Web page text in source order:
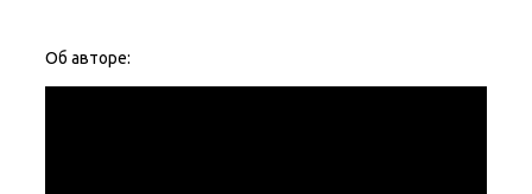
Об авторе: